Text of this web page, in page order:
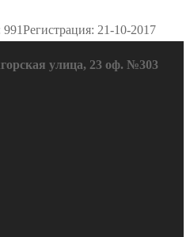
Регистрация: 21-10-2017
улица, 23 оф. №303